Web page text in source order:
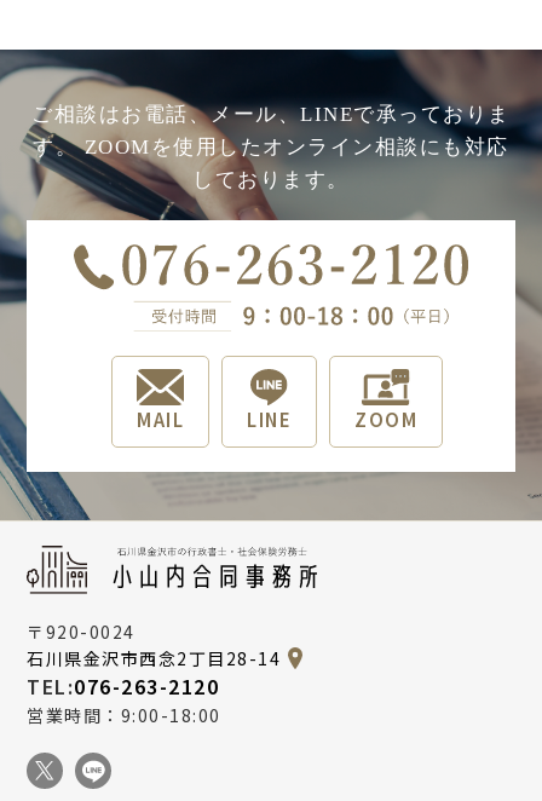
ご相談はお電話、メール、LINEで承っておりま
す。ZOOMを使用したオンライン相談にも対応
しております。
MAIL LINE ZOOM
〒920-0024
石川県金沢市西念2丁目28-14
TEL:076-263-2120
営業時間：9:00-18:00